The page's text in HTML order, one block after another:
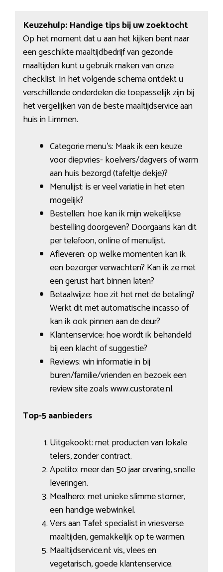
Keuzehulp: Handige tips bij uw zoektocht
Op het moment dat u aan het kijken bent naar
een geschikte maaltijdbedrijf van gezonde
maaltijden kunt u gebruik maken van onze
checklist. In het volgende schema ontdekt u
verschillende onderdelen die toepasselijk zijn bij
het vergelijken van de beste maaltijdservice aan
huis in Limmen.
Categorie menu’s: Maak ik een keuze
voor diepvries- koelvers/dagvers of warm
aan huis bezorgd (tafeltje dekje)?
Menulijst: is er veel variatie in het eten
mogelijk?
Bestellen: hoe kan ik mijn wekelijkse
bestelling doorgeven? Doorgaans kan dit
per telefoon, online of menulijst.
Afleveren: op welke momenten kan ik
een bezorger verwachten? Kan ik ze met
een gerust hart binnen laten?
Betaalwijze: hoe zit het met de betaling?
Werkt dit met automatische incasso of
kan ik ook pinnen aan de deur?
Klantenservice: hoe wordt ik behandeld
bij een klacht of suggestie?
Reviews: win informatie in bij
buren/familie/vrienden en bezoek een
review site zoals www.custorate.nl.
Top-5 aanbieders
Uitgekookt: met producten van lokale
telers, zonder contract.
Apetito: meer dan 50 jaar ervaring, snelle
leveringen.
Mealhero: met unieke slimme stomer,
een handige webwinkel.
Vers aan Tafel: specialist in vriesverse
maaltijden, gemakkelijk op te warmen.
Maaltijdservice.nl: vis, vlees en
vegetarisch, goede klantenservice.